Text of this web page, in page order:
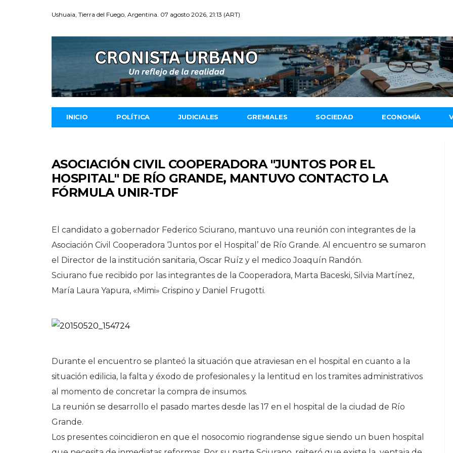
Ushuaia, Tierra del Fuego, Argentina. 07 agosto 2026, 21:13 (ART)
INICIO POLÍTICA JUDICIALES GREMIALES SOCIEDAD ECONOMÍA
ASOCIACIÓN CIVIL COOPERADORA "JUNTOS POR EL
HOSPITAL" DE RÍO GRANDE, MANTUVO CONTACTO LA
FÓRMULA UNIR-TDF
El candidato a gobernador Federico Sciurano, mantuvo una reunión con integrantes de la
Asociación Civil Cooperadora ‘Juntos por el Hospital’ de Río Grande. Al encuentro se sumaron
el Director de la institución sanitaria, Oscar Ruíz y el medico Joaquín Randón.
Sciurano fue recibido por las integrantes de la Cooperadora, Marta Baceski, Silvia Martínez,
María Laura Yapura, «Mimi» Crispino y Daniel Frugotti.
Durante el encuentro se planteó la situación que atraviesan en el hospital en cuanto a la
situación edilicia, la falta y éxodo de profesionales y la lentitud en los tramites administrativos
al momento de concretar la compra de insumos.
La reunión se desarrollo el pasado martes desde las 17 en el hospital de la ciudad de Río
Grande.
Los presentes coincidieron en que el nosocomio riograndense sigue siendo un buen hospital